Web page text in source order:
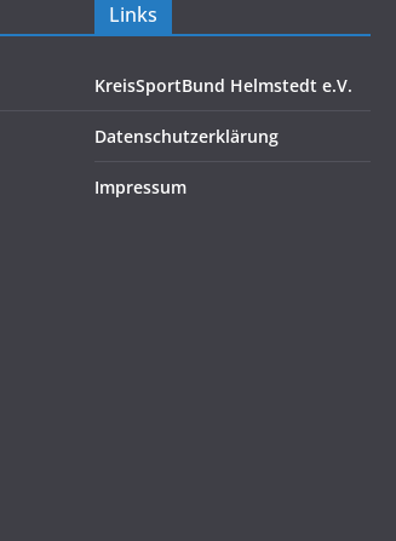
Links
KreisSportBund Helmstedt e.V.
Datenschutzerklärung
Impressum